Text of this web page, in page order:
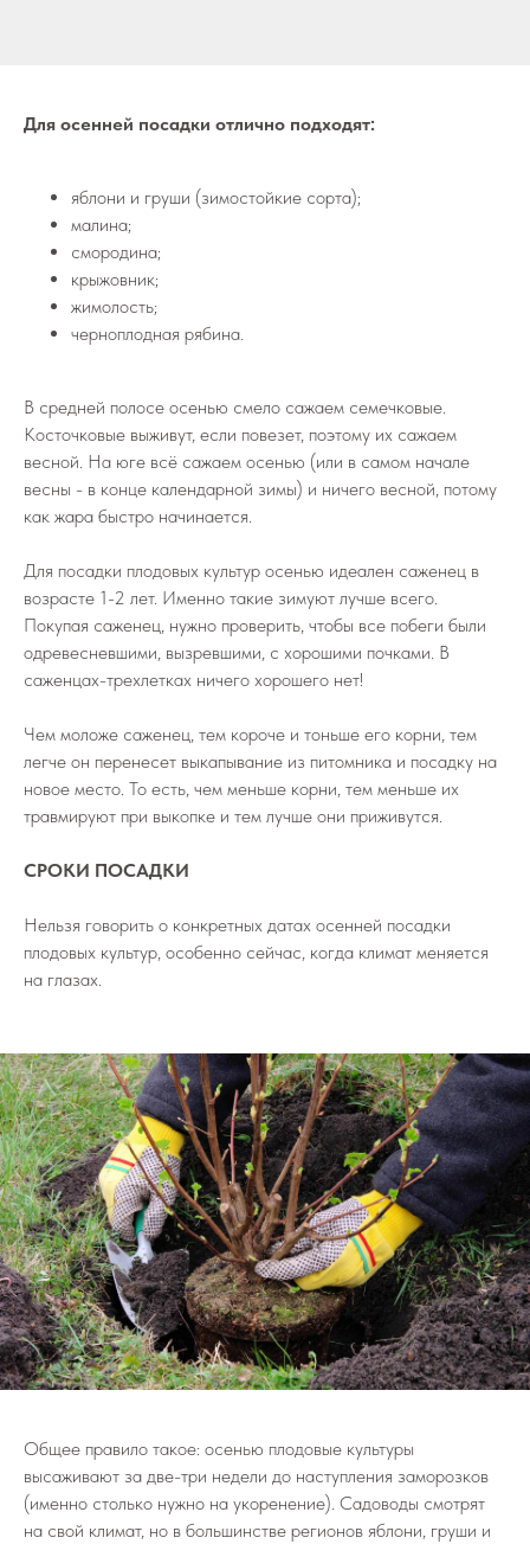
Для осенней посадки отлично подходят:
яблони и груши (зимостойкие сорта);
малина;
смородина;
крыжовник;
жимолость;
черноплодная рябина.
В средней полосе осенью смело сажаем семечковые.
Косточковые выживут, если повезет, поэтому их сажаем
весной. На юге всё сажаем осенью (или в самом начале
весны - в конце календарной зимы) и ничего весной, потому
как жара быстро начинается.
Для посадки плодовых культур осенью идеален саженец в
возрасте 1-2 лет. Именно такие зимуют лучше всего.
Покупая саженец, нужно проверить, чтобы все побеги были
одревесневшими, вызревшими, с хорошими почками. В
саженцах-трехлетках ничего хорошего нет!
Чем моложе саженец, тем короче и тоньше его корни, тем
легче он перенесет выкапывание из питомника и посадку на
новое место. То есть, чем меньше корни, тем меньше их
травмируют при выкопке и тем лучше они приживутся.
СРОКИ ПОСАДКИ
Нельзя говорить о конкретных датах осенней посадки
плодовых культур, особенно сейчас, когда климат меняется
на глазах.
Общее правило такое: осенью плодовые культуры
высаживают за две-три недели до наступления заморозков
(именно столько нужно на укоренение). Садоводы смотрят
на свой климат, но в большинстве регионов яблони, груши и